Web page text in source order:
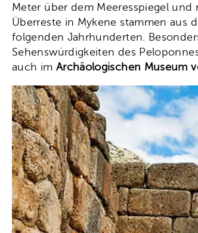
Meter über dem Meeresspiegel
Überreste in Mykene stammen aus
folgenden Jahrhunderten.
Sehenswürdigkeiten des
auch im Archäologischen Museum